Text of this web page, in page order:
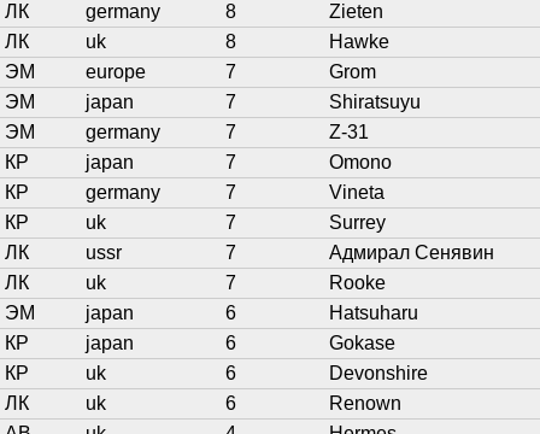
ЛК
germany 8
Zieten
ЛК
uk 8
Hawke
ЭМ
europe 7
Grom
ЭМ
japan 7
Shiratsuyu
ЭМ
germany 7
Z-31
КР
japan 7
Omono
КР
germany 7
Vineta
КР
uk 7
Surrey
ЛК
ussr 7
Адмирал Сенявин
ЛК
uk 7
Rooke
ЭМ
japan 6
Hatsuharu
КР
japan 6
Gokase
КР
uk 6
Devonshire
ЛК
uk 6
Renown